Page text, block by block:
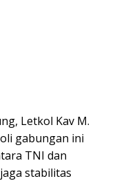
Letkol Kav M.
gabungan ini
TNI dan
stabilitas